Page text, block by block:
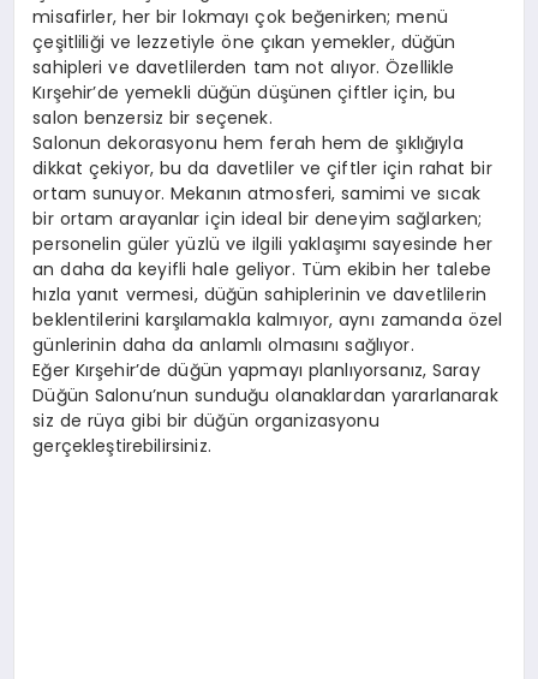
misafirler, her bir lokmayı çok beğenirken; menü
çeşitliliği ve lezzetiyle öne çıkan yemekler, düğün
sahipleri ve davetlilerden tam not alıyor. Özellikle
Kırşehir’de yemekli düğün düşünen çiftler için, bu
salon benzersiz bir seçenek.
Salonun dekorasyonu hem ferah hem de şıklığıyla
dikkat çekiyor, bu da davetliler ve çiftler için rahat bir
ortam sunuyor. Mekanın atmosferi, samimi ve sıcak
bir ortam arayanlar için ideal bir deneyim sağlarken;
personelin güler yüzlü ve ilgili yaklaşımı sayesinde her
an daha da keyifli hale geliyor. Tüm ekibin her talebe
hızla yanıt vermesi, düğün sahiplerinin ve davetlilerin
beklentilerini karşılamakla kalmıyor, aynı zamanda özel
günlerinin daha da anlamlı olmasını sağlıyor.
Eğer Kırşehir’de düğün yapmayı planlıyorsanız, Saray
Düğün Salonu’nun sunduğu olanaklardan yararlanarak
siz de rüya gibi bir düğün organizasyonu
gerçekleştirebilirsiniz.